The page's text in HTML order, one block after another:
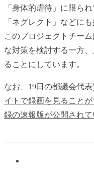
「身体的虐待」に限ら
「ネグレクト」などに
このプロジェクトチー
な対策を検討する一方
ることにしています。
なお、19日の都議会代表
イトで録画を見ること
録の速報版が公開されて